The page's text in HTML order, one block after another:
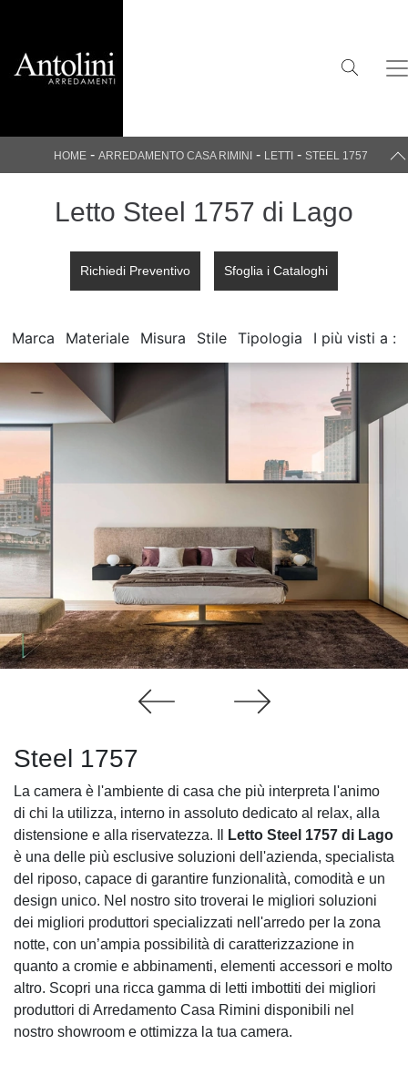
HOME - ARREDAMENTO CASA RIMINI - LETTI - STEEL 1757
Letto Steel 1757 di Lago
Richiedi Preventivo Sfoglia i Cataloghi
Marca Materiale Misura Stile Tipologia I più visti a :
Steel 1757
La camera è l'ambiente di casa che più interpreta l'animo
di chi la utilizza, interno in assoluto dedicato al relax, alla
distensione e alla riservatezza. Il
Letto Steel 1757 di Lago
è una delle più esclusive soluzioni dell'azienda, specialista
del riposo, capace di garantire funzionalità, comodità e un
design unico. Nel nostro sito troverai le migliori soluzioni
dei migliori produttori specializzati nell'arredo per la zona
notte, con un’ampia possibilità di caratterizzazione in
quanto a cromie e abbinamenti, elementi accessori e molto
altro. Scopri una ricca gamma di letti imbottiti dei migliori
produttori di Arredamento Casa Rimini disponibili nel
nostro showroom e ottimizza la tua camera.